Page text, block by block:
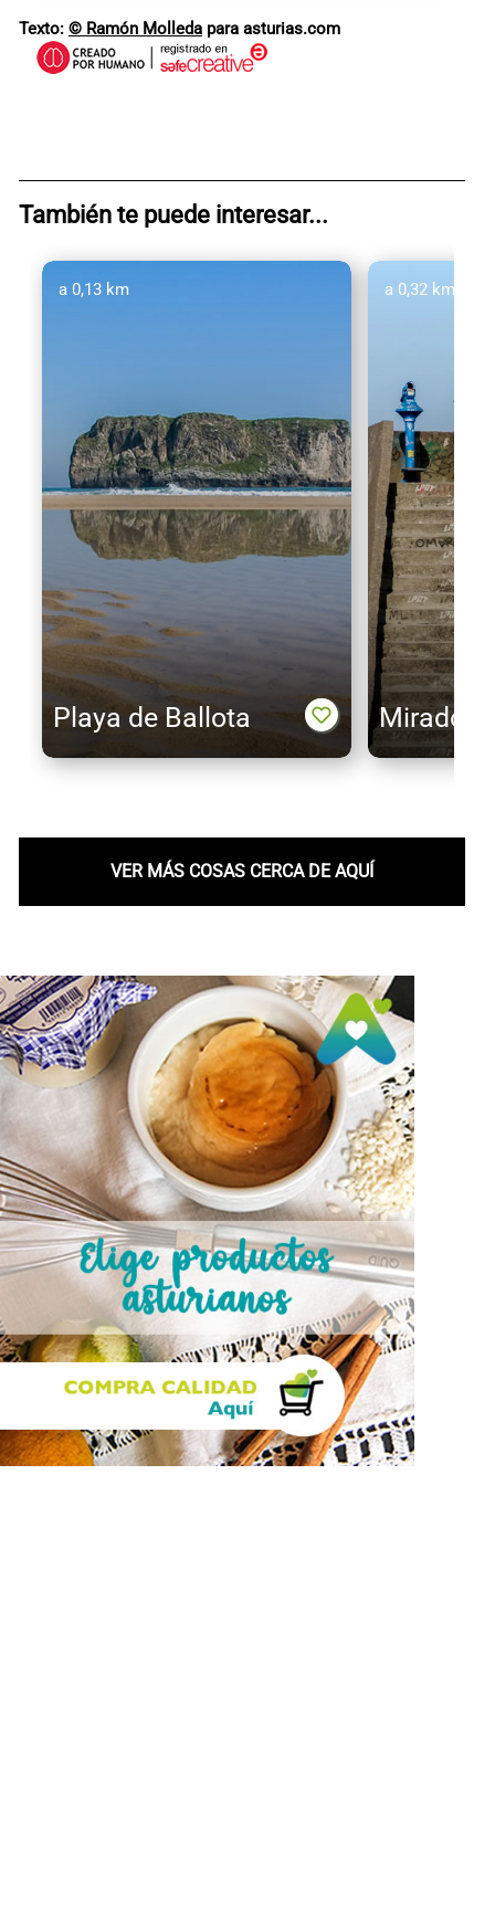
Texto: © Ramón Molleda para asturias.com
También te puede interesar...
Playa de Ballota
a 0,13 km
Mirador
a 0,32 km
VER MÁS COSAS CERCA DE AQUÍ